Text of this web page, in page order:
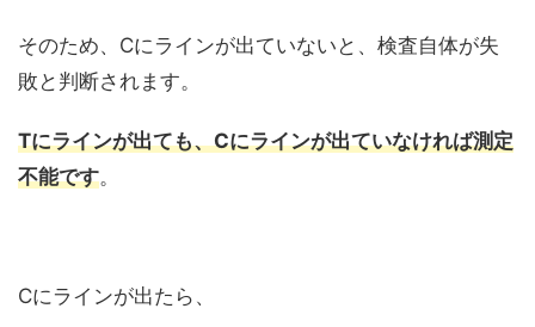
そのため、Cにラインが出ていないと、検査自体が失
敗と判断されます。
Tにラインが出ても、Cにラインが出ていなければ測定
不能です。
Cにラインが出たら、